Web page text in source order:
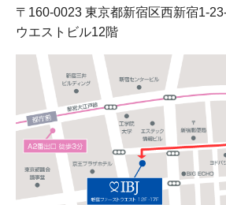
〒160-0023 東京都新宿区西新宿1-
ウエストビル12階